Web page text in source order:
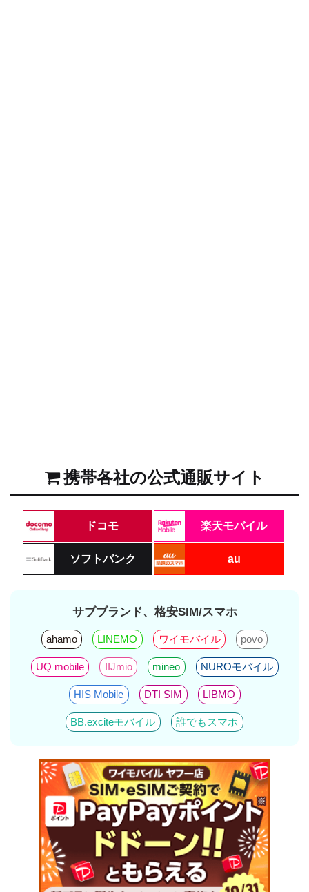
携帯各社の公式通販サイト
ドコモ 楽天モバイル
ソフトバンク au
サブブランド、格安SIM/スマホ
ahamo LINEMO ワイモバイル povo
UQ mobile IIJmio mineo NUROモバイル
HIS Mobile DTI SIM LIBMO
BB.exciteモバイル 誰でもスマホ